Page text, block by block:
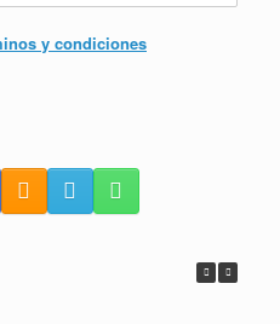
y condiciones